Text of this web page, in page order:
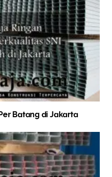
Batang di Jakarta